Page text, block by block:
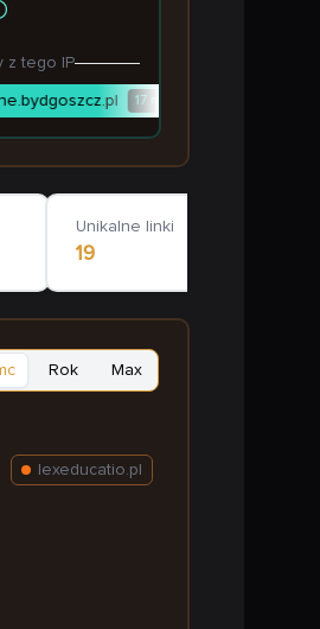
z tego IP
17ms
Unikalne linki
19
Rok Max
lexeducatio.pl